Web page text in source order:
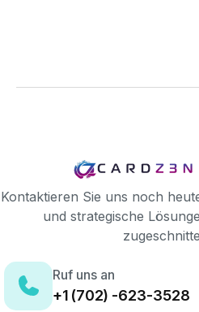
Kontaktieren Sie uns noch
und strategische
Ruf uns an
+1 (702) -623-3528